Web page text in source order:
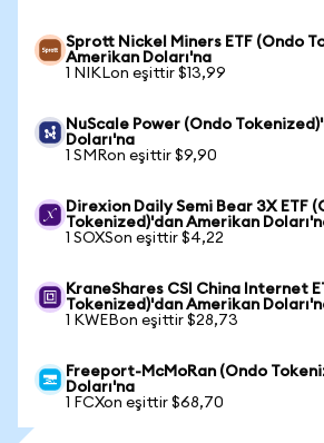
Sprott Nickel Miners ETF (Ondo
Amerikan Doları'na
1 NIKLon eşittir $13,99
NuScale Power (Ondo
Doları'na
1 SMRon eşittir $9,90
Direxion Daily Semi Bear 3X ETF
Tokenized)'dan Amerikan
1 SOXSon eşittir $4,22
KraneShares CSI China Internet
Tokenized)'dan Amerikan
1 KWEBon eşittir $28,73
Freeport-McMoRan (Ondo
Doları'na
1 FCXon eşittir $68,70